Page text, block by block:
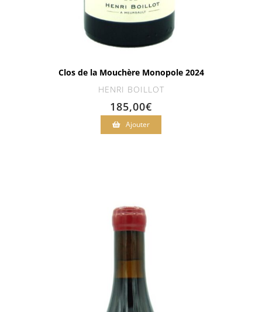
Clos de la Mouchère Monopole 2024
HENRI BOILLOT
185,00€
Ajouter